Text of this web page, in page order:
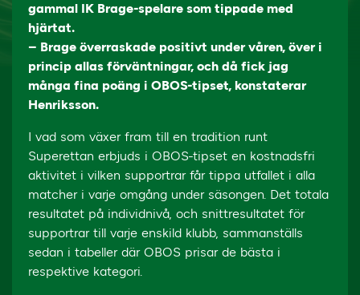
gammal IK Brage-spelare som tippade med
hjärtat.
– Brage överraskade positivt under våren, över i
princip allas förväntningar, och då fick jag
många fina poäng i OBOS-tipset, konstaterar
Henriksson.
I vad som växer fram till en tradition runt
Superettan erbjuds i OBOS-tipset en kostnadsfri
aktivitet i vilken supportrar får tippa utfallet i alla
matcher i varje omgång under säsongen. Det totala
resultatet på individnivå, och snittresultatet för
supportrar till varje enskild klubb, sammanställs
sedan i tabeller där OBOS prisar de bästa i
respektive kategori.